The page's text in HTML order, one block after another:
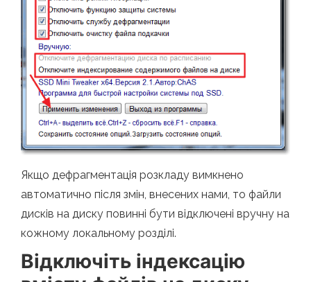
Якщо дефрагментація розкладу вимкнено
автоматично після змін, внесених нами, то файли
дисків на диску повинні бути відключені вручну на
кожному локальному розділі.
Відключіть індексацію